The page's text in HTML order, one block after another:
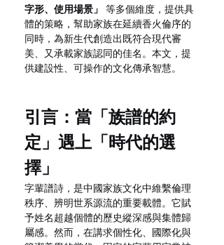
字形、使用場景」
等多個維度，提供具
體的策略，幫助家族在延續香火倫序的
同時，為新生代創造出既符合現代審
美、又承載家族認同的佳名。本文，提
供建設性、可操作的文化傳承智慧。
引言：當「族譜的約
定」遇上「時代的選
擇」
字輩譜詩，是中國家族文化中維繫倫理
秩序、辨明世系源流的重要載體。它賦
予姓名超越個體的歷史縱深感與集體歸
屬感。然而，在講求個性化、國際化與